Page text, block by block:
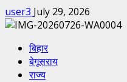
user3 July 29, 2026
बिहार
बेगूसराय
राज्य